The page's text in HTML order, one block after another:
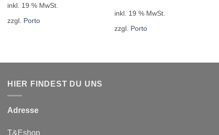
inkl. 19 % MwSt.
zzgl. Porto
inkl. 19 % MwSt.
zzgl. Porto
HIER FINDEST DU UNS
Adresse
T&Eshop